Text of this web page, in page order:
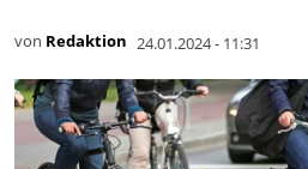
von Redaktion 24.01.2024 - 11:31